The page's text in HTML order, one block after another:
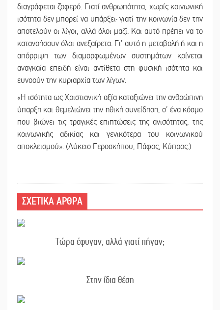
διαγράφεται ζοφερό. Γιατί ανθρωπότητα, χωρίς κοινωνική
ισότητα δεν μπορεί να υπάρξει· γιατί την κοινωνία δεν την
αποτελούν οι λίγοι, αλλά όλοι μαζί. Και αυτό πρέπει να το
κατανοήσουν όλοι ανεξαίρετα. Γι’ αυτό η μεταβολή ή και η
απόρριψη των διαμορφωμένων συστημάτων κρίνεται
αναγκαία επειδή είναι αντίθετα στη φυσική ισότητα και
ευνοούν την κυριαρχία των λίγων.
«Η ισότητα ως Χριστιανική αξία καταξιώνει την ανθρώπινη
ύπαρξη και θεμελιώνει την ηθική συνείδηση, σ’ ένα κόσμο
που βιώνει τις τραγικές επιπτώσεις της ανισότητας, της
κοινωνικής αδικίας και γενικότερα του κοινωνικού
αποκλεισμού». (Λύκειο Γεροσκήπου, Πάφος, Κύπρος.)
ΣΧΕΤΙΚΑ ΑΡΘΡΑ
Τώρα έφυγαν, αλλά γιατί πήγαν;
Στην ίδια θέση